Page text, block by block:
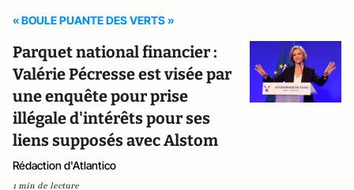
« BOULE PUANTE DES VERTS »
Parquet national financier :
Valérie Pécresse est visée par
une enquête pour prise
illégale d'intérêts pour ses
liens supposés avec Alstom
Rédaction d'Atlantico
1 min de lecture